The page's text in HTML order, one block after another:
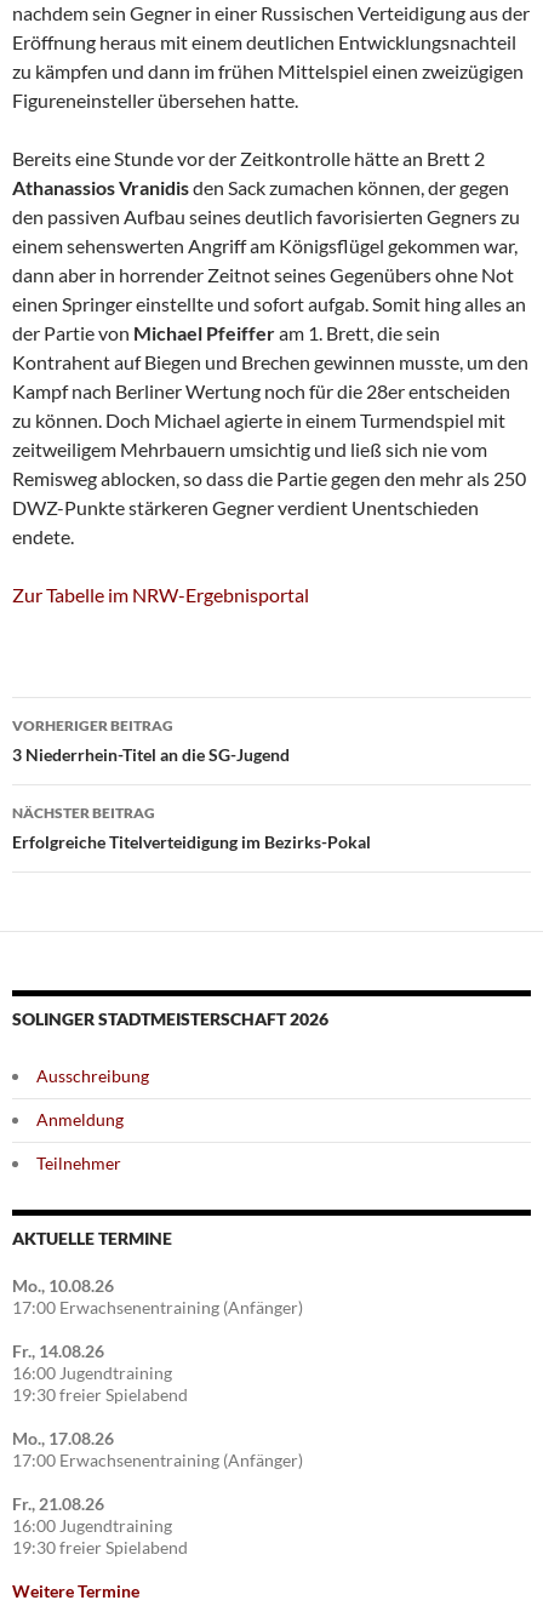
nachdem sein Gegner in einer Russischen Verteidigung aus der
Eröffnung heraus mit einem deutlichen Entwicklungsnachteil
zu kämpfen und dann im frühen Mittelspiel einen zweizügigen
Figureneinsteller übersehen hatte.
Bereits eine Stunde vor der Zeitkontrolle hätte an Brett 2
Athanassios Vranidisden Sack zumachen können, der gegen
den passiven Aufbau seines deutlich favorisierten Gegners zu
einem sehenswerten Angriff am Königsflügel gekommen war,
dann aber in horrender Zeitnot seines Gegenübers ohne Not
einen Springer einstellte und sofort aufgab. Somit hing alles an
der Partie von Michael Pfeifferam 1. Brett, die sein
Kontrahent auf Biegen und Brechen gewinnen musste, um den
Kampf nach Berliner Wertung noch für die 28er entscheiden
zu können. Doch Michael agierte in einem Turmendspiel mit
zeitweiligem Mehrbauern umsichtig und ließ sich nie vom
Remisweg ablocken, so dass die Partie gegen den mehr als 250
DWZ-Punkte stärkeren Gegner verdient Unentschieden
endete.
Zur Tabelle im NRW-Ergebnisportal
Beitragsnavigation
VORHERIGER BEITRAG
3 Niederrhein-Titel an die SG-Jugend
NÄCHSTER BEITRAG
Erfolgreiche Titelverteidigung im Bezirks-Pokal
SOLINGER STADTMEISTERSCHAFT 2026
Ausschreibung
Anmeldung
Teilnehmer
AKTUELLE TERMINE
Mo., 10.08.26
17:00 Erwachsenentraining (Anfänger)
Fr., 14.08.26
16:00 Jugendtraining
19:30 freier Spielabend
Mo., 17.08.26
17:00 Erwachsenentraining (Anfänger)
Fr., 21.08.26
16:00 Jugendtraining
19:30 freier Spielabend
Weitere Termine